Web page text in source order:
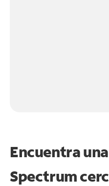
Encuentra
Spectrum